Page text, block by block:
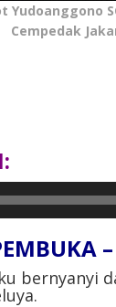
Yudoanggono
Cempedak
bernyanyi